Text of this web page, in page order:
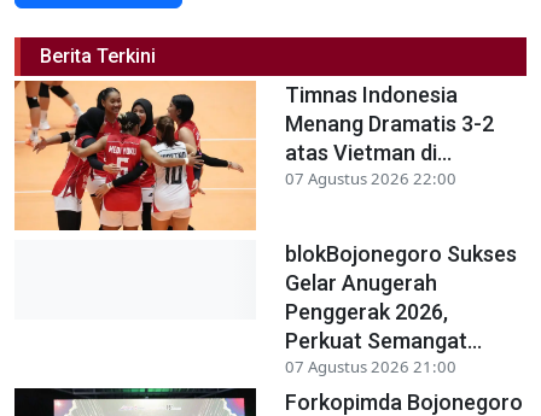
Berita Terkini
Timnas Indonesia
Menang Dramatis 3-2
atas Vietman di...
07 Agustus 2026 22:00
blokBojonegoro Sukses
Gelar Anugerah
Penggerak 2026,
Perkuat Semangat...
07 Agustus 2026 21:00
Forkopimda Bojonegoro